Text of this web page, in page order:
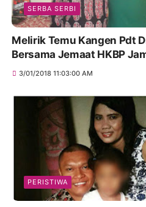
SERBA SERBI
Melirik Temu Kangen Pdt
Bersama Jemaat HKBP
3/01/2018 11:03:00 AM
PERISTIWA